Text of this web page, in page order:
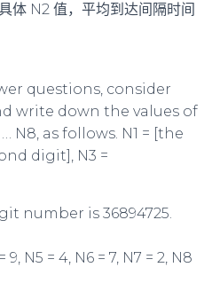
体 N2 值，平均到达间隔时间
questions, consider
write down the values of
N8, as follows. N1 = [the
digit], N3 =
number is 36894725.
9, N5 = 4, N6 = 7, N7 = 2, N8